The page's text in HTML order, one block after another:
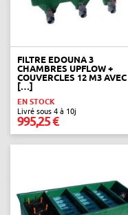
FILTRE EDOUNA 3
CHAMBRES UPFLOW +
COUVERCLES 12 M3 AVEC
[…]
EN STOCK
Livré sous 4 à 10j
995,25 €